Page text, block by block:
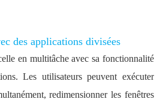
des applications divisées
en multitâche avec sa fonctionnalité
Les utilisateurs peuvent exécuter
redimensionner les fenêtres